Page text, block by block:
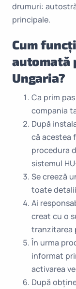
drumuri:
principale.
Cum
automată
Ungaria?
Ca prim
compania
După
că acestea
procedura
sistemul
Se creeză
toate
Ai
creat cu o
tranzitarea
În urma
informat
activarea
După